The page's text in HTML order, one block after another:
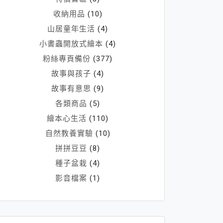
收納用品 (10)
山居童年生活 (4)
小書蟲開放式繪本 (4)
粉絲專頁備份 (377)
故事與孩子 (4)
故事有意思 (9)
各類商品 (5)
繪本心生活 (110)
自然教養實驗 (10)
拼拼豆豆 (8)
種子盆栽 (4)
影音檔案 (1)